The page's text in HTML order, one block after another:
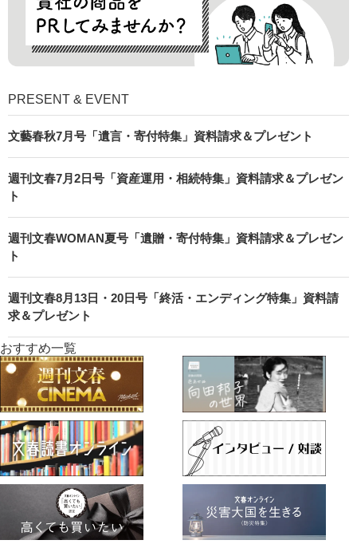
PRESENT & EVENT
文藝春秋7月号「遺言・寄付特集」資料請求＆プレゼント
週刊文春7月2日号「資産運用・相続特集」資料請求＆プレゼン
ト
週刊文春WOMAN夏号「遺贈・寄付特集」資料請求＆プレゼン
ト
週刊文春8月13日・20日号「終活・エンディング特集」資料請
求＆プレゼント
おすすめ一覧